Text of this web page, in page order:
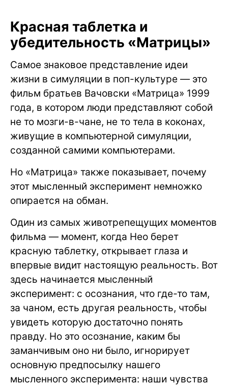
Красная таблетка и
убедительность «Матрицы»
Самое знаковое представление идеи
жизни в симуляции в поп-культуре — это
фильм братьев Вачовски «Матрица» 1999
года, в котором люди представляют собой
не то мозги-в-чане, не то тела в коконах,
живущие в компьютерной симуляции,
созданной самими компьютерами.
Но «Матрица» также показывает, почему
этот мысленный эксперимент немножко
опирается на обман.
Один из самых животрепещущих моментов
фильма — момент, когда Нео берет
красную таблетку, открывает глаза и
впервые видит настоящую реальность. Вот
здесь начинается мысленный
эксперимент: с осознания, что где-то там,
за чаном, есть другая реальность, чтобы
увидеть которую достаточно понять
правду. Но это осознание, каким бы
заманчивым оно ни было, игнорирует
основную предпосылку нашего
мысленного эксперимента: наши чувства